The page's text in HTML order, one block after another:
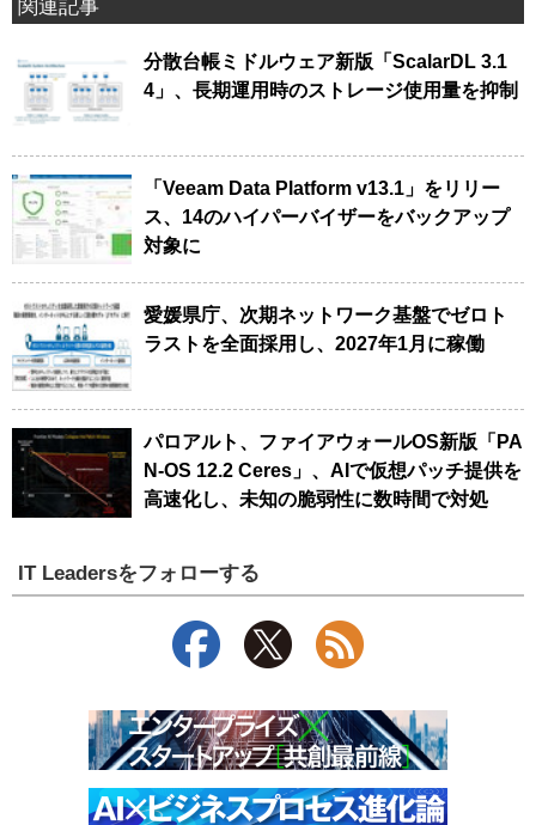
関連記事
分散台帳ミドルウェア新版「ScalarDL 3.1
4」、長期運用時のストレージ使用量を抑制
「Veeam Data Platform v13.1」をリリー
ス、14のハイパーバイザーをバックアップ
対象に
愛媛県庁、次期ネットワーク基盤でゼロト
ラストを全面採用し、2027年1月に稼働
パロアルト、ファイアウォールOS新版「PA
N-OS 12.2 Ceres」、AIで仮想パッチ提供を
高速化し、未知の脆弱性に数時間で対処
IT Leadersをフォローする